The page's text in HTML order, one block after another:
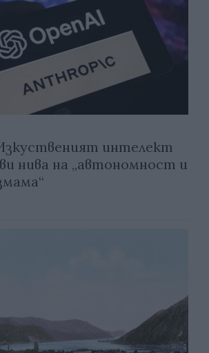
интелект
нива на „автономност и